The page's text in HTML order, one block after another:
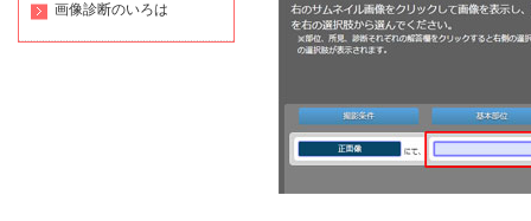
画像診断のいろは